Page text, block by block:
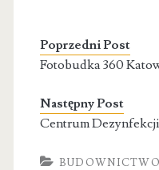
Poprzedni Post
Fotobudka 360
Następny Post
Centrum Dezynfekcji
BUDOWNICTWO